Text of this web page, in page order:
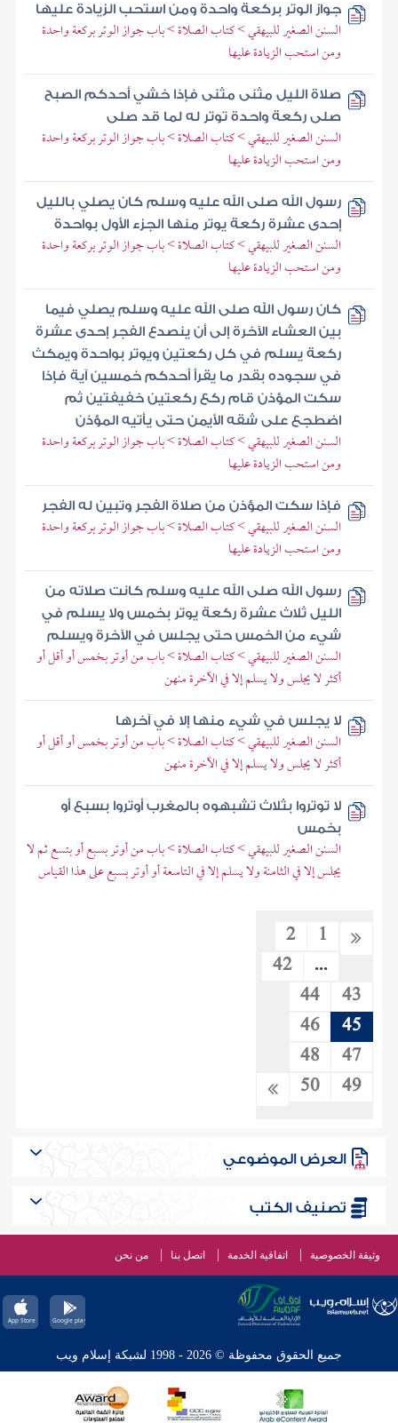
جواز الوتر بركعة واحدة ومن استحب الزيادة عليها
السنن الصغير للبيهقي > كتاب الصلاة > باب جواز الوتر بركعة واحدة
ومن استحب الزيادة عليها
صلاة الليل مثنى مثنى فإذا خشي أحدكم الصبح
صلى ركعة واحدة توتر له لما قد صلى
السنن الصغير للبيهقي > كتاب الصلاة > باب جواز الوتر بركعة واحدة
ومن استحب الزيادة عليها
رسول الله صلى الله عليه وسلم كان يصلي بالليل
إحدى عشرة ركعة يوتر منها الجزء الأول بواحدة
السنن الصغير للبيهقي > كتاب الصلاة > باب جواز الوتر بركعة واحدة
ومن استحب الزيادة عليها
كان رسول الله صلى الله عليه وسلم يصلي فيما
بين العشاء الآخرة إلى أن ينصدع الفجر إحدى عشرة
ركعة يسلم في كل ركعتين ويوتر بواحدة ويمكث
في سجوده بقدر ما يقرأ أحدكم خمسين آية فإذا
سكت المؤذن قام ركع ركعتين خفيفتين ثم
اضطجع على شقه الأيمن حتى يأتيه المؤذن
السنن الصغير للبيهقي > كتاب الصلاة > باب جواز الوتر بركعة واحدة
ومن استحب الزيادة عليها
فإذا سكت المؤذن من صلاة الفجر وتبين له الفجر
السنن الصغير للبيهقي > كتاب الصلاة > باب جواز الوتر بركعة واحدة
ومن استحب الزيادة عليها
رسول الله صلى الله عليه وسلم كانت صلاته من
الليل ثلاث عشرة ركعة يوتر بخمس ولا يسلم في
شيء من الخمس حتى يجلس في الآخرة ويسلم
السنن الصغير للبيهقي > كتاب الصلاة > باب من أوتر بخمس أو أقل أو
أكثر لا يجلس ولا يسلم إلا في الآخرة منهن
لا يجلس في شيء منها إلا في آخرها
السنن الصغير للبيهقي > كتاب الصلاة > باب من أوتر بخمس أو أقل أو
أكثر لا يجلس ولا يسلم إلا في الآخرة منهن
لا توتروا بثلاث تشبهوه بالمغرب أوتروا بسبع أو
بخمس
السنن الصغير للبيهقي > كتاب الصلاة > باب من أوتر بسبع أو بتسع ثم لا
يجلس إلا في الثامنة ولا يسلم إلا في التاسعة أو أوتر بسبع على هذا القياس
1
2
...
42
43
44
45
46
47
48
49
50
العرض الموضوعي
تصنيف الكتب
وثيقة الخصوصية اتفاقية الخدمة اتصل بنا من نحن
جميع الحقوق محفوظة © 2026 - 1998 لشبكة إسلام ويب